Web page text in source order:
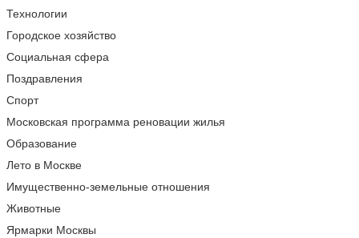
Технологии
Городское хозяйство
Социальная сфера
Поздравления
Спорт
Московская программа реновации жилья
Образование
Лето в Москве
Имущественно-земельные отношения
Животные
Ярмарки Москвы